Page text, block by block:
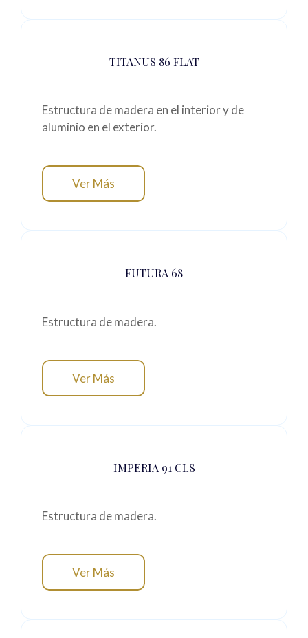
TITANUS 86 FLAT
Estructura de madera en el interior y de
aluminio en el exterior.
Ver Más
FUTURA 68
Estructura de madera.
Ver Más
IMPERIA 91 CLS
Estructura de madera.
Ver Más